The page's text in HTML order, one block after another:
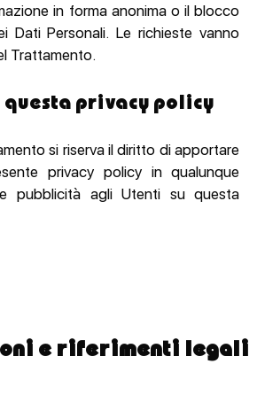
in forma anonima o il blocco
Dati Personali. Le richieste vanno
Trattamento.
privacy policy
si riserva il diritto di apportare
privacy policy in qualunque
pubblicità agli Utenti su questa
e riferimenti legali